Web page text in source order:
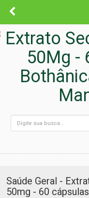
Saúde Geral -
50mg - 60 cápsulas